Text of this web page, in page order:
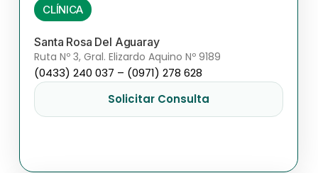
CLÍNICA
Santa Rosa Del Aguaray
Ruta Nº 3, Gral. Elizardo Aquino Nº 9189
(0433) 240 037 – (0971) 278 628
Solicitar Consulta